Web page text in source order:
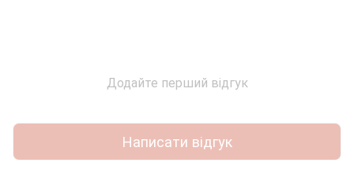
Додайте перший відгук
Написати відгук